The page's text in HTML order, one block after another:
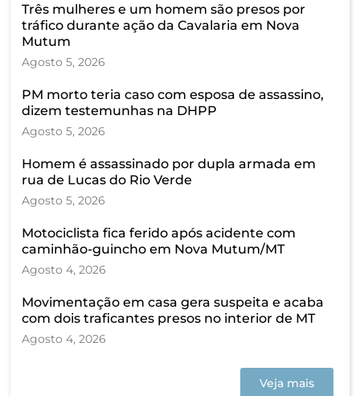
Três mulheres e um homem são presos por
tráfico durante ação da Cavalaria em Nova
Mutum
Agosto 5, 2026
PM morto teria caso com esposa de assassino,
dizem testemunhas na DHPP
Agosto 5, 2026
Homem é assassinado por dupla armada em
rua de Lucas do Rio Verde
Agosto 5, 2026
Motociclista fica ferido após acidente com
caminhão-guincho em Nova Mutum/MT
Agosto 4, 2026
Movimentação em casa gera suspeita e acaba
com dois traficantes presos no interior de MT
Agosto 4, 2026
Veja mais